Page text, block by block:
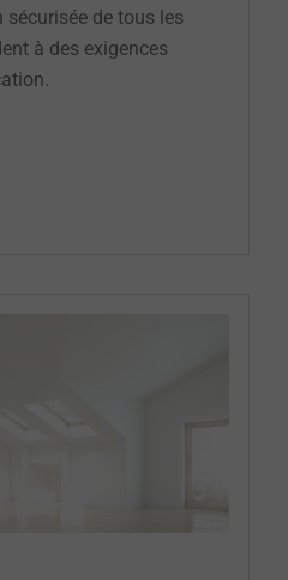
de tous les
à des exigences